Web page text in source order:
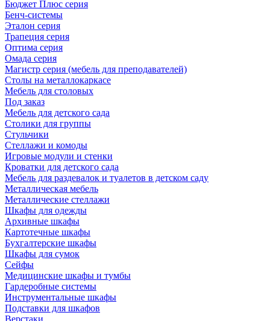
Бюджет Плюс серия
Бенч-системы
Эталон серия
Трапеция серия
Оптима серия
Омада серия
Магистр серия (мебель для преподавателей)
Столы на металлокаркасе
Мебель для столовых
Под заказ
Мебель для детского сада
Столики для группы
Стульчики
Стеллажи и комоды
Игровые модули и стенки
Кроватки для детского сада
Мебель для раздевалок и туалетов в детском саду
Металлическая мебель
Металлические стеллажи
Шкафы для одежды
Архивные шкафы
Картотечные шкафы
Бухгалтерские шкафы
Шкафы для сумок
Сейфы
Медицинские шкафы и тумбы
Гардеробные системы
Инструментальные шкафы
Подставки для шкафов
Верстаки